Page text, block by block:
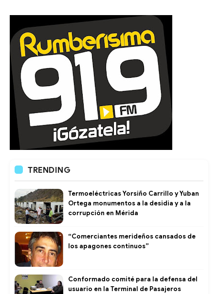
TRENDING
Termoeléctricas Yorsiño Carrillo y Yuban
Ortega monumentos a la desidia y a la
corrupción en Mérida
“Comerciantes merideños cansados de
los apagones continuos”
Conformado comité para la defensa del
usuario en la Terminal de Pasajeros